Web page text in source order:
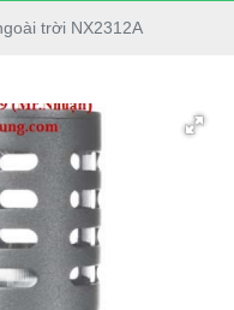
trời NX2312A